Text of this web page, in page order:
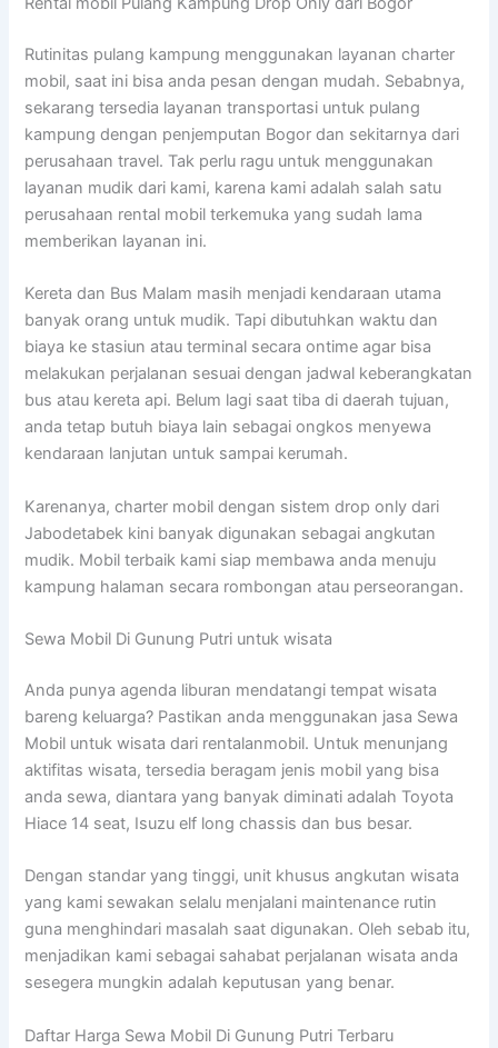
Rutinitas pulang kampung menggunakan layanan charter
mobil, saat ini bisa anda pesan dengan mudah. Sebabnya,
sekarang tersedia layanan transportasi untuk pulang
kampung dengan penjemputan Bogor dan sekitarnya dari
perusahaan travel. Tak perlu ragu untuk menggunakan
layanan mudik dari kami, karena kami adalah salah satu
perusahaan rental mobil terkemuka yang sudah lama
memberikan layanan ini.
Kereta dan Bus Malam masih menjadi kendaraan utama
banyak orang untuk mudik. Tapi dibutuhkan waktu dan
biaya ke stasiun atau terminal secara ontime agar bisa
melakukan perjalanan sesuai dengan jadwal keberangkatan
bus atau kereta api. Belum lagi saat tiba di daerah tujuan,
anda tetap butuh biaya lain sebagai ongkos menyewa
kendaraan lanjutan untuk sampai kerumah.
Karenanya, charter mobil dengan sistem drop only dari
Jabodetabek kini banyak digunakan sebagai angkutan
mudik. Mobil terbaik kami siap membawa anda menuju
kampung halaman secara rombongan atau perseorangan.
Sewa Mobil Di Gunung Putri untuk wisata
Anda punya agenda liburan mendatangi tempat wisata
bareng keluarga? Pastikan anda menggunakan jasa Sewa
Mobil untuk wisata dari rentalanmobil. Untuk menunjang
aktifitas wisata, tersedia beragam jenis mobil yang bisa
anda sewa, diantara yang banyak diminati adalah Toyota
Hiace 14 seat, Isuzu elf long chassis dan bus besar.
Dengan standar yang tinggi, unit khusus angkutan wisata
yang kami sewakan selalu menjalani maintenance rutin
guna menghindari masalah saat digunakan. Oleh sebab itu,
menjadikan kami sebagai sahabat perjalanan wisata anda
sesegera mungkin adalah keputusan yang benar.
Daftar Harga Sewa Mobil Di Gunung Putri Terbaru